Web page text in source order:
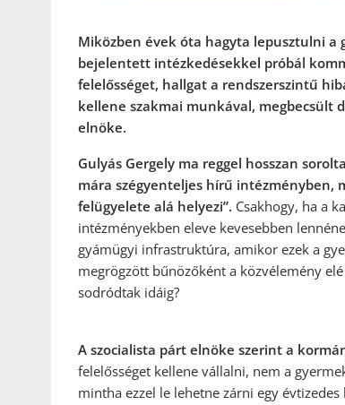
Miközben évek óta hagyta lepusztulni
bejelentett intézkedésekkel próbál
felelősséget, hallgat a rendszerszintű
kellene szakmai munkával, megbecsült
elnöke.
Gulyás Gergely ma reggel hosszan
mára szégyenteljes hírű intézményben,
felügyelete alá helyezi”. Csakhogy, ha a
intézményekben eleve kevesebben
gyámügyi infrastruktúra, amikor ezek a
megrögzött bűnözőként a közvélemény
sodródtak idáig?
A szocialista párt elnöke szerint a
felelősséget kellene vállalni, nem a
mintha ezzel le lehetne zárni egy